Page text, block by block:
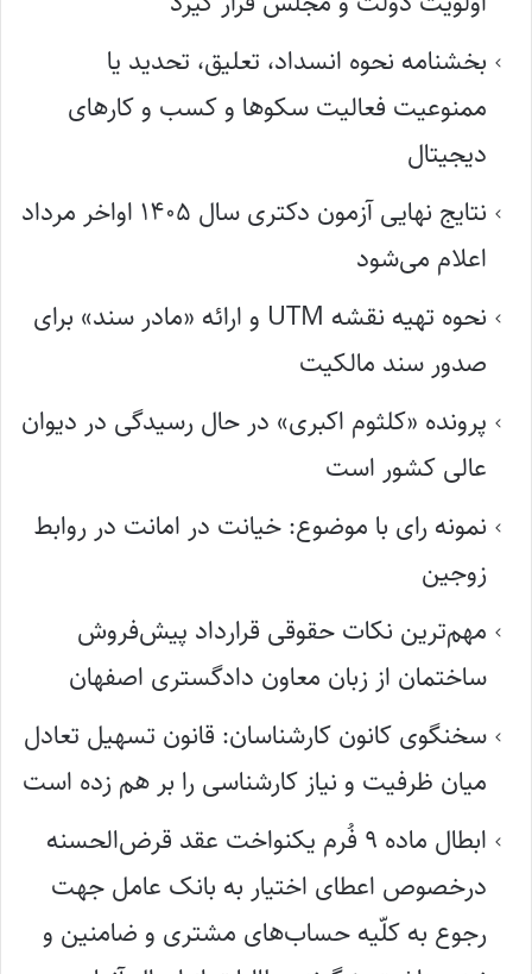
بخشنامه نحوه انسداد، تعلیق، تحدید یا
ممنوعیت فعالیت سکوها و کسب و کارهای
دیجیتال
نتایج نهایی آزمون دکتری سال ۱۴۰۵ اواخر مرداد
اعلام می‌شود
نحوه تهیه نقشه UTM و ارائه «مادر سند» برای
صدور سند مالکیت
پرونده «کلثوم اکبری» در حال رسیدگی در دیوان
عالی کشور است
نمونه رای با موضوع: خیانت در امانت در روابط
زوجین
مهم‌ترین نکات حقوقی قرارداد پیش‌فروش
ساختمان از زبان معاون دادگستری اصفهان
سخنگوی کانون کارشناسان: قانون تسهیل تعادل
میان ظرفیت و نیاز کارشناسی را بر هم زده است
ابطال ماده ۹ فُرم یکنواخت عقد قرض‌الحسنه
درخصوص اعطای اختیار به بانک عامل جهت
رجوع به کلّیه حساب‌های مشتری و ضامنین و